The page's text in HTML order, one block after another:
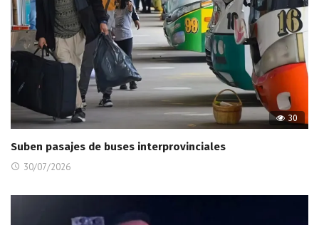
30
Suben pasajes de buses interprovinciales
30/07/2026